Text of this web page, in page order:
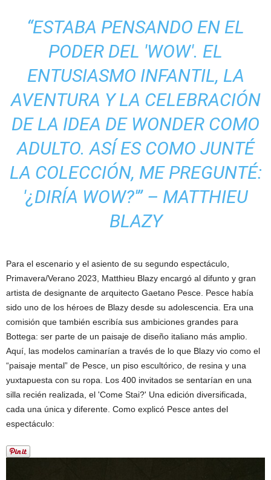
“ESTABA PENSANDO EN EL
PODER DEL 'WOW'. EL
ENTUSIASMO INFANTIL, LA
AVENTURA Y LA CELEBRACIÓN
DE LA IDEA DE WONDER COMO
ADULTO. ASÍ ES COMO JUNTÉ
LA COLECCIÓN, ME PREGUNTÉ:
'¿DIRÍA WOW?'” – MATTHIEU
BLAZY
Para el escenario y el asiento de su segundo espectáculo,
Primavera/Verano 2023, Matthieu Blazy encargó al difunto y gran
artista de designante de arquitecto Gaetano Pesce. Pesce había
sido uno de los héroes de Blazy desde su adolescencia. Era una
comisión que también escribía sus ambiciones grandes para
Bottega: ser parte de un paisaje de diseño italiano más amplio.
Aquí, las modelos caminarían a través de lo que Blazy vio como el
“paisaje mental” de Pesce, un piso escultórico, de resina y una
yuxtapuesta con su ropa. Los 400 invitados se sentarían en una
silla recién realizada, el 'Come Stai?' Una edición diversificada,
cada una única y diferente. Como explicó Pesce antes del
espectáculo: